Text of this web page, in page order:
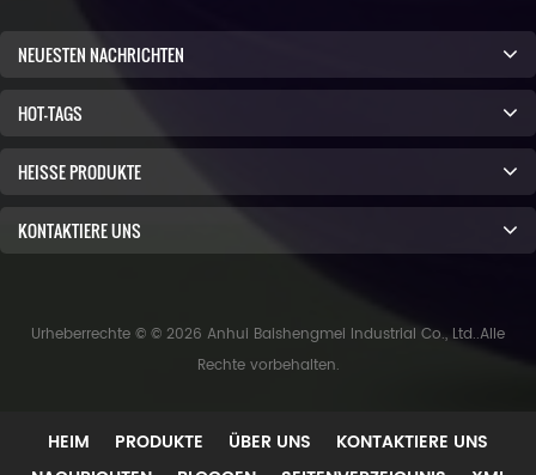
NEUESTEN NACHRICHTEN
HOT-TAGS
HEISSE PRODUKTE
KONTAKTIERE UNS
Urheberrechte © © 2026 Anhui Baishengmei Industrial Co., Ltd..Alle
Rechte vorbehalten.
HEIM PRODUKTE ÜBER UNS
KONTAKTIERE UNS